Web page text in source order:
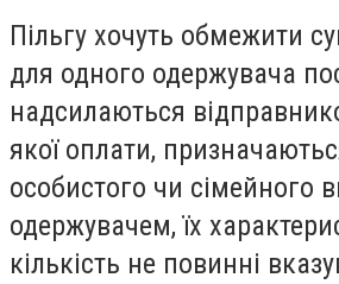
Пільгу хочуть обмежити
для одного одержувача
надсилаються
якої оплати,
особистого чи сімейного
одержувачем, їх
кількість не повинні